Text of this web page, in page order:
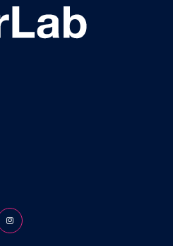
us on X (formerly Twitter)
Follow us on Instagram